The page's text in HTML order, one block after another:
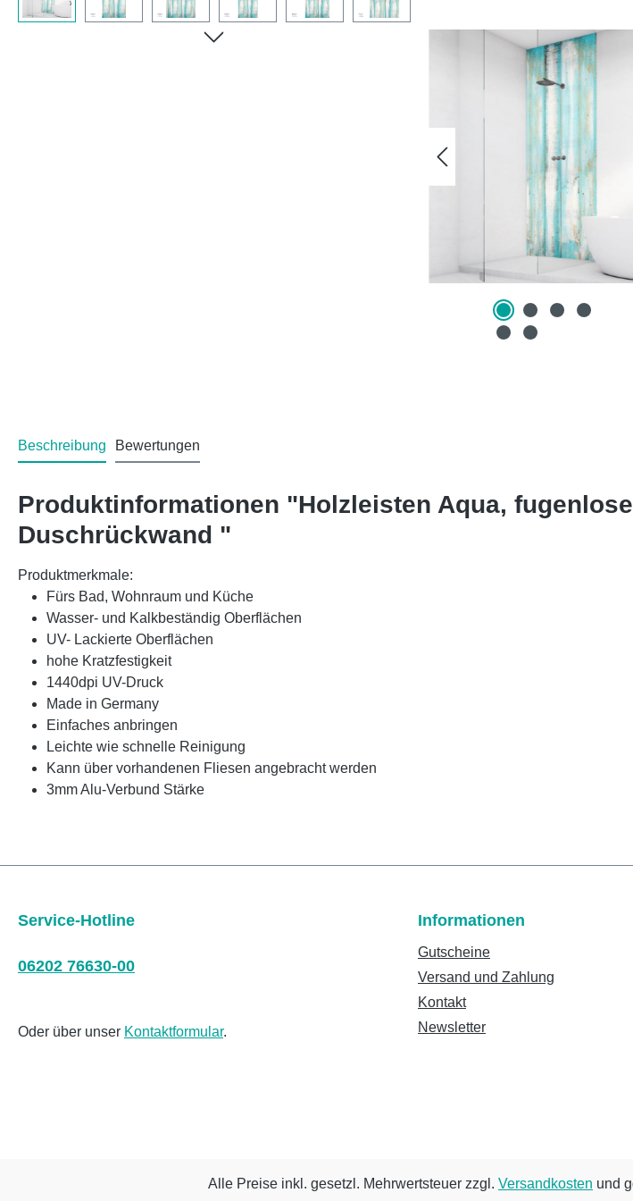
Beschreibung Bewertungen
Produktinformationen "Holzleisten Aqua,
Duschrückwand "
Produktmerkmale:
Fürs Bad, Wohnraum und Küche
Wasser- und Kalkbeständig Oberflächen
UV- Lackierte Oberflächen
hohe Kratzfestigkeit
1440dpi UV-Druck
Made in Germany
Einfaches anbringen
Leichte wie schnelle Reinigung
Kann über vorhandenen Fliesen angebracht werden
3mm Alu-Verbund Stärke
Service-Hotline
06202 76630-00
Oder über unser Kontaktformular.
Informationen
Gutscheine
Versand und Zahlung
Kontakt
Newsletter
Alle Preise inkl. gesetzl. Mehrwertsteuer zzgl. Versandkosten und